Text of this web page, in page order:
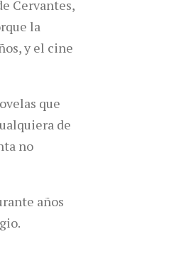
Cervantes,
la
y el cine
que
de
no
años